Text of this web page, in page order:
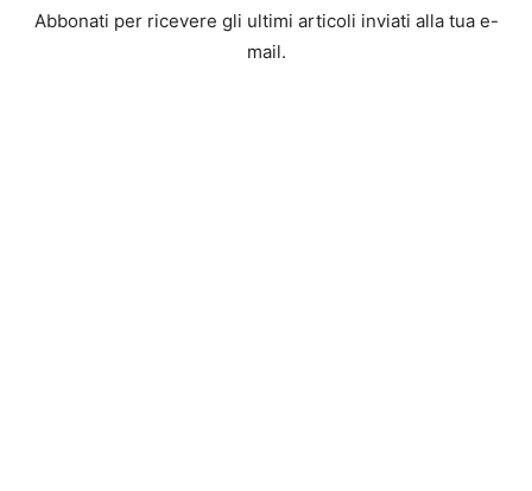
Abbonati per ricevere gli ultimi articoli inviati alla tua e-
mail.